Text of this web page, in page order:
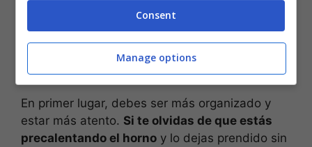
Fuente: elaborado por Ecocultura
En primer lugar, debes ser más organizado y
estar más atento. Si te olvidas de que estás
precalentando el horno y lo dejas prendido sin
Consent
Manage options